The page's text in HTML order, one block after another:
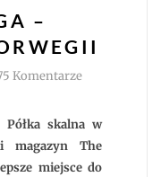
–
Komentarzedo
w
Norwegii
skalna w
magazyn The
miejsce do